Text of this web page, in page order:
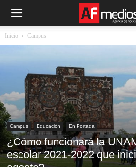
Inicio Campus
Campus Educación En Portada
¿Cómo funcionará la
escolar 2021-2022 que